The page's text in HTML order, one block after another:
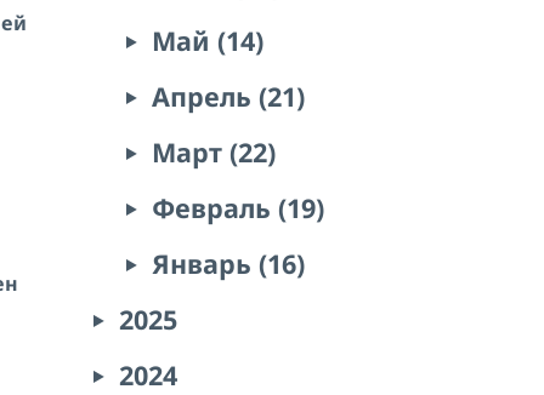
Май (14)
Апрель (21)
Март (22)
Февраль (19)
Январь (16)
2025
2024